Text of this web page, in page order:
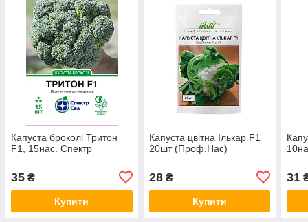
Капуста броколі Тритон
F1, 15нас. Спектр
35 ₴
Купити
Капуста цвітна Ількар F1
20шт (Проф.Нас)
28₴
Купити
31